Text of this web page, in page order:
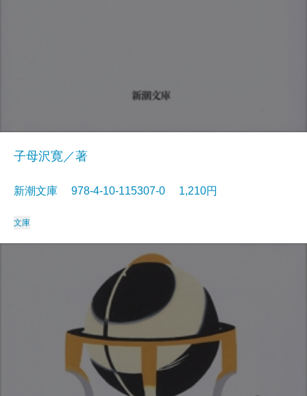
子母沢寛／著
新潮文庫 978-4-10-115307-0 1,210円
文庫